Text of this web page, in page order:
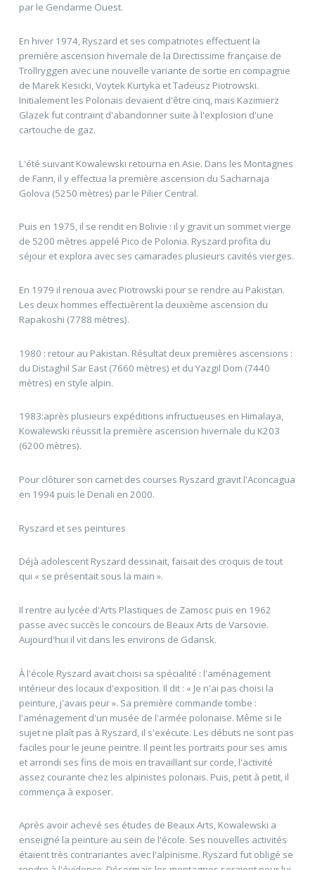
par le Gendarme Ouest.
En hiver 1974, Ryszard et ses compatriotes effectuent la
première ascension hivernale de la Directissime française de
Trollryggen avec une nouvelle variante de sortie en compagnie
de Marek Kesicki, Voytek Kurtyka et Tadeusz Piotrowski.
Initialement les Polonais devaient d'être cinq, mais Kazimierz
Glazek fut contraint d'abandonner suite à l'explosion d'une
cartouche de gaz.
L'été suivant Kowalewski retourna en Asie. Dans les Montagnes
de Fann, il y effectua la première ascension du Sacharnaja
Golova (5250 mètres) par le Pilier Central.
Puis en 1975, il se rendit en Bolivie : il y gravit un sommet vierge
de 5200 mètres appelé Pico de Polonia. Ryszard profita du
séjour et explora avec ses camarades plusieurs cavités vierges.
En 1979 il renoua avec Piotrowski pour se rendre au Pakistan.
Les deux hommes effectuèrent la deuxième ascension du
Rapakoshi (7788 mètres).
1980 : retour au Pakistan. Résultat deux premières ascensions :
du Distaghil Sar East (7660 mètres) et du Yazgil Dom (7440
mètres) en style alpin.
1983:après plusieurs expéditions infructueuses en Himalaya,
Kowalewski réussit la première ascension hivernale du K203
(6200 mètres).
Pour clôturer son carnet des courses Ryszard gravit l'Aconcagua
en 1994 puis le Denali en 2000.
Ryszard et ses peintures
Déjà adolescent Ryszard dessinait, faisait des croquis de tout
qui « se présentait sous la main ».
Il rentre au lycée d'Arts Plastiques de Zamosc puis en 1962
passe avec succès le concours de Beaux Arts de Varsovie.
Aujourd'hui il vit dans les environs de Gdansk.
À l'école Ryszard avait choisi sa spécialité : l'aménagement
intérieur des locaux d'exposition. Il dit : « Je n'ai pas choisi la
peinture, j'avais peur ». Sa première commande tombe :
l'aménagement d'un musée de l'armée polonaise. Même si le
sujet ne plaît pas à Ryszard, il s'exécute. Les débuts ne sont pas
faciles pour le jeune peintre. Il peint les portraits pour ses amis
et arrondi ses fins de mois en travaillant sur corde, l'activité
assez courante chez les alpinistes polonais. Puis, petit à petit, il
commença à exposer.
Après avoir achevé ses études de Beaux Arts, Kowalewski a
enseigné la peinture au sein de l'école. Ses nouvelles activités
étaient très contrariantes avec l'alpinisme. Ryszard fut obligé se